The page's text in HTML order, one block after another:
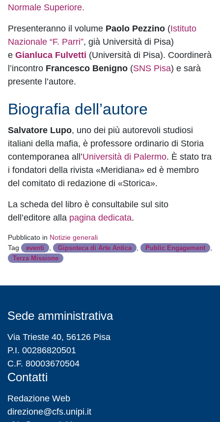
Normale Superiore.
Presenteranno il volume Paolo Pezzino (Istituto
Nazionale “F. Parri”, già Università di Pisa)
e Gianluca Fulvetti (Università di Pisa). Coordinerà
l’incontro Francesco Benigno (SNS Pisa) e sarà
presente l’autore.
Biografia dell’autore
Salvatore Lupo, uno dei più autorevoli studiosi
italiani della mafia, è professore ordinario di Storia
contemporanea all’Università di Palermo. È stato tra
i fondatori della rivista «Meridiana» ed è membro
del comitato di redazione di «Storica».
La scheda del libro è consultabile sul sito
dell’editore alla pagina dedicata.
Pubblicato in Notizie generali
Tag
eventi Gipsoteca di Arte Antica Public Engagement
Terza Missione
Sede amministrativa
Via Trieste 40, 56126 Pisa
P.I. 00286820501
C.F. 80003670504
Contatti
Redazione Web
direzione@cfs.unipi.it